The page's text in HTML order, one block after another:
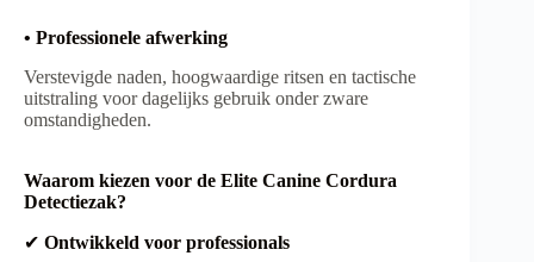
• Professionele afwerking
Verstevigde naden, hoogwaardige ritsen en tactische
uitstraling voor dagelijks gebruik onder zware
omstandigheden.
Waarom kiezen voor de Elite Canine Cordura
Detectiezak?
✔ Ontwikkeld voor professionals